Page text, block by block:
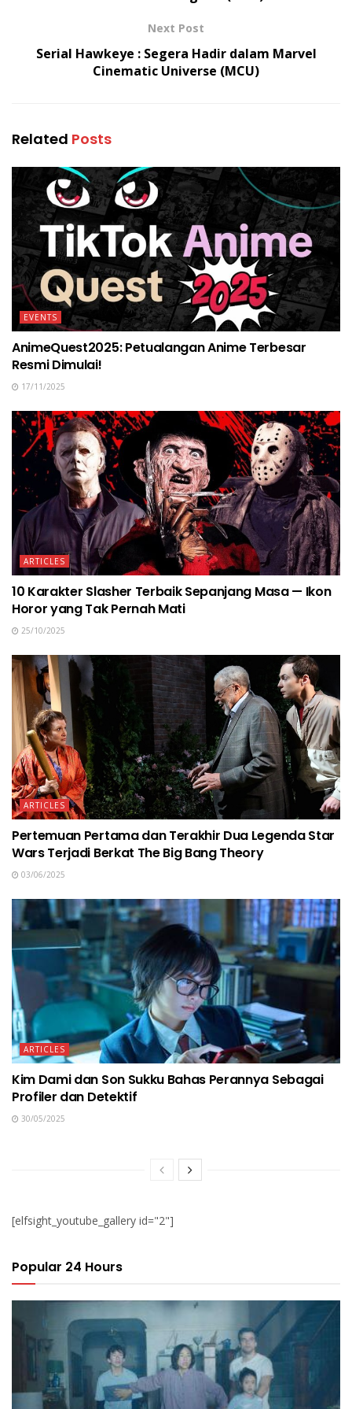
Next Post
Serial Hawkeye : Segera Hadir dalam Marvel
Cinematic Universe (MCU)
Related Posts
EVENTS
AnimeQuest2025: Petualangan Anime Terbesar
Resmi Dimulai!
17/11/2025
ARTICLES
10 Karakter Slasher Terbaik Sepanjang Masa — Ikon
Horor yang Tak Pernah Mati
25/10/2025
ARTICLES
Pertemuan Pertama dan Terakhir Dua Legenda Star
Wars Terjadi Berkat The Big Bang Theory
03/06/2025
ARTICLES
Kim Dami dan Son Sukku Bahas Perannya Sebagai
Profiler dan Detektif
30/05/2025
[elfsight_youtube_gallery id="2"]
Popular 24 Hours